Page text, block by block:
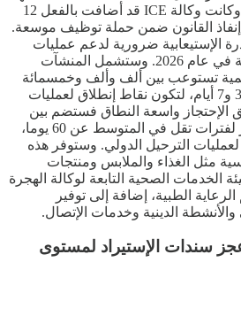
مع زيادة القدرة الإجمالية. وكانت وكالة ICE قد أضافت بالفعل 12
القانون ضمن حملة توظيف موسعة.
الإستيعابية ضرورية لدعم عمليات
الإنفاذ والإعتقالات المتوقعة في عام 2026. وستشمل المنشآت
تستوعب بين ألف وألف وخمسمائة
محتجز لفترات تتراوح بين 3 و7 أيام، لتكون نقاط إنطلاق لعمليات
الإحتجاز واسعة النطاق فستضم بين
سبعة وعشرة آلاف محتجز لفترات تقل في المتوسط عن 60 يوما،
الترحيل الدولي. وستوفر هذه
مثل الغذاء والملابس ومنتجات
الخدمات الصحية التابعة لوكالة الهجرة
الطبية، إضافة إلى توفير
الدينية وخدمات الإتصال.
سندات الإستيراد لمستوى